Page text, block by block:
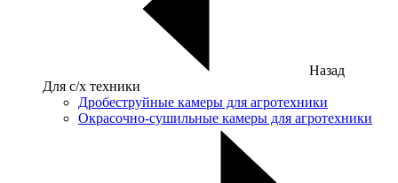
Назад
Для с/х техники
Дробеструйные камеры для агротехники
Окрасочно-сушильные камеры для агротехники